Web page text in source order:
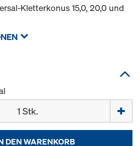
Kletterkonus 15,0, 20,0 und
DEN WARENKORB